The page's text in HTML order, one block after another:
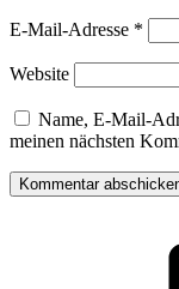
E-Mail-Adresse *
Website
Name, E-Mail-
meinen nächsten